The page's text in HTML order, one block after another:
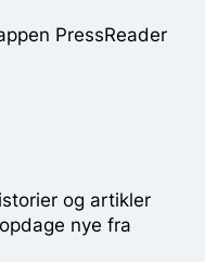
PressReader
og artikler
nye fra